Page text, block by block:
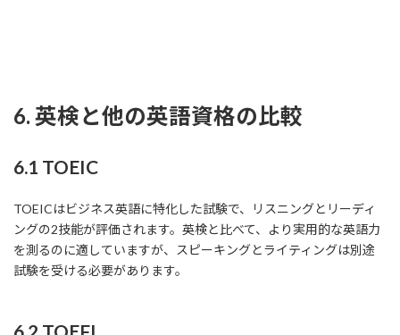
6. 英検と他の英語資格の比較
6.1 TOEIC
TOEICはビジネス英語に特化した試験で、リスニングとリーディ
ングの2技能が評価されます。英検と比べて、より実用的な英語力
を測るのに適していますが、スピーキングとライティングは別途
試験を受ける必要があります。